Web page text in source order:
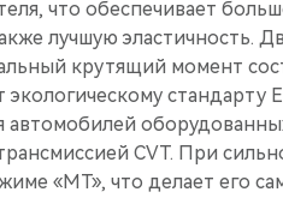
что обеспечивает
лучшую эластичность.
крутящий момент
экологическому
автомобилей
CVT. При
«МТ», что делает его